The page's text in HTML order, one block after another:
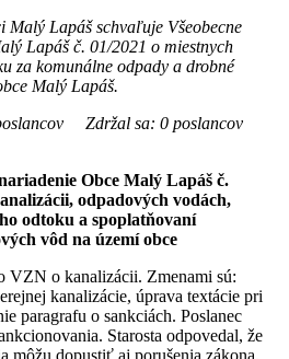
Malý Lapáš schvaľuje Všeobecne
Lapáš č. 01/2021 o miestnych
za komunálne odpady a drobné
Malý Lapáš.
Zdržal sa: 0 poslancov
Obce Malý Lapáš č.
odpadových vodách,
odtoku a spoplatňovaní
vôd na území obce
VZN o kanalizácii. Zmenami sú:
kanalizácie, úprava textácie pri
paragrafu o sankciách. Poslanec
Starosta odpovedal, že
môžu dopustiť aj porušenia zákona,